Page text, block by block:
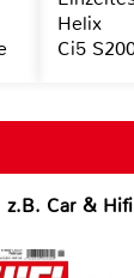
z.B. Car & Hifi
Helix
Ci5